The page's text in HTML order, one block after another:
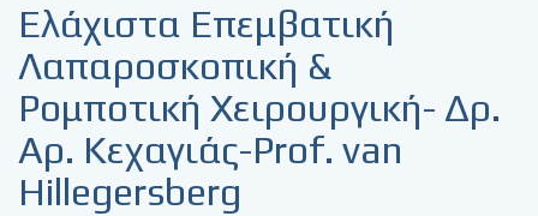
Ελάχιστα Επεμβατική
Λαπαροσκοπική &
Ρομποτική Χειρουργική- Δρ.
Αρ. Κεχαγιάς-Prof. van
Hillegersberg